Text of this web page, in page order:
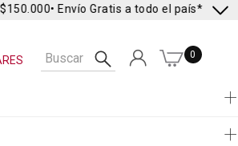
• Envío Gratis a todo el país* •
0